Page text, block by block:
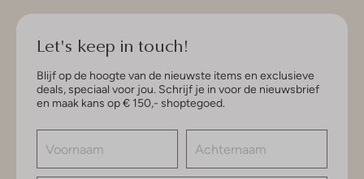
Let's keep in touch!
Blijf op de hoogte van de nieuwste items en exclusieve
deals, speciaal voor jou. Schrijf je in voor de nieuwsbrief
en maak kans op € 150,- shoptegoed.